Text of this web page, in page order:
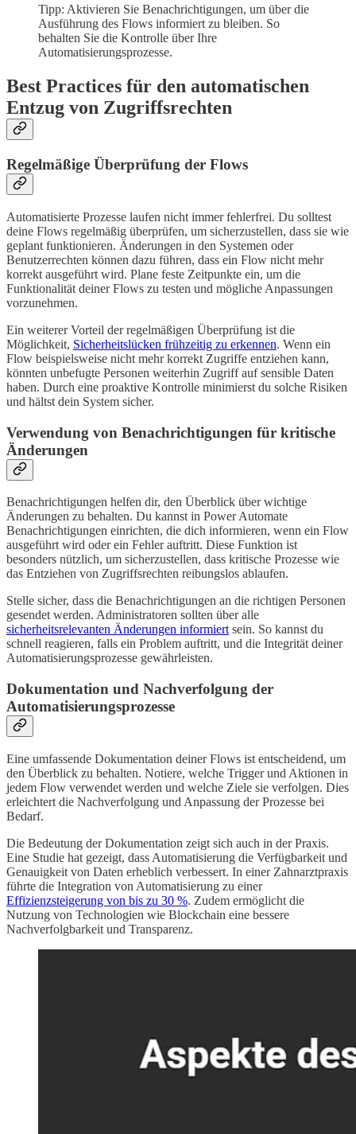
Tipp: Aktivieren Sie Benachrichtigungen, um über die
Ausführung des Flows informiert zu bleiben. So
behalten Sie die Kontrolle über Ihre
Automatisierungsprozesse.
Best Practices für den automatischen
Entzug von Zugriffsrechten
Regelmäßige Überprüfung der Flows
Automatisierte Prozesse laufen nicht immer fehlerfrei. Du solltest
deine Flows regelmäßig überprüfen, um sicherzustellen, dass sie wie
geplant funktionieren. Änderungen in den Systemen oder
Benutzerrechten können dazu führen, dass ein Flow nicht mehr
korrekt ausgeführt wird. Plane feste Zeitpunkte ein, um die
Funktionalität deiner Flows zu testen und mögliche Anpassungen
vorzunehmen.
Ein weiterer Vorteil der regelmäßigen Überprüfung ist die
Möglichkeit, Sicherheitslücken frühzeitig zu erkennen. Wenn ein
Flow beispielsweise nicht mehr korrekt Zugriffe entziehen kann,
könnten unbefugte Personen weiterhin Zugriff auf sensible Daten
haben. Durch eine proaktive Kontrolle minimierst du solche Risiken
und hältst dein System sicher.
Verwendung von Benachrichtigungen für kritische
Änderungen
Benachrichtigungen helfen dir, den Überblick über wichtige
Änderungen zu behalten. Du kannst in Power Automate
Benachrichtigungen einrichten, die dich informieren, wenn ein Flow
ausgeführt wird oder ein Fehler auftritt. Diese Funktion ist
besonders nützlich, um sicherzustellen, dass kritische Prozesse wie
das Entziehen von Zugriffsrechten reibungslos ablaufen.
Stelle sicher, dass die Benachrichtigungen an die richtigen Personen
gesendet werden. Administratoren sollten über alle
sicherheitsrelevanten Änderungen informiertsein. So kannst du
schnell reagieren, falls ein Problem auftritt, und die Integrität deiner
Automatisierungsprozesse gewährleisten.
Dokumentation und Nachverfolgung der
Automatisierungsprozesse
Eine umfassende Dokumentation deiner Flows ist entscheidend, um
den Überblick zu behalten. Notiere, welche Trigger und Aktionen in
jedem Flow verwendet werden und welche Ziele sie verfolgen. Dies
erleichtert die Nachverfolgung und Anpassung der Prozesse bei
Bedarf.
Die Bedeutung der Dokumentation zeigt sich auch in der Praxis.
Eine Studie hat gezeigt, dass Automatisierung die Verfügbarkeit und
Genauigkeit von Daten erheblich verbessert. In einer Zahnarztpraxis
führte die Integration von Automatisierung zu einer
Effizienzsteigerung von bis zu 30 %. Zudem ermöglicht die
Nutzung von Technologien wie Blockchain eine bessere
Nachverfolgbarkeit und Transparenz.